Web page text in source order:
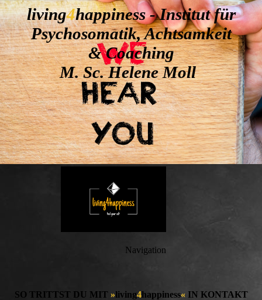
living4happiness - Institut für
Psychosomatik, Achtsamkeit
& Coaching
M. Sc. Helene Moll
Navigation
SO TRITTST DU MIT »living4happiness«IN KONTAKT